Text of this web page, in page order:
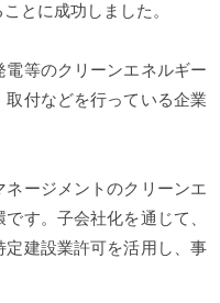
とに成功しました。
等のクリーンエネルギー
付などを行っている企業
ージメントのクリーンエ
す。子会社化を通じて、
建設業許可を活用し、事